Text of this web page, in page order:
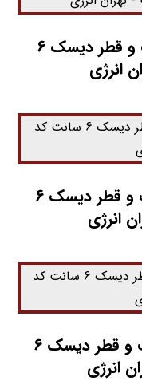
گل میخ سفید طول 11 سانت و قطر دیسک 6
گل میخ سفید طول 12 سانت و قطر دیسک 6
گل میخ سفید طول 13 سانت و قطر دیسک 6